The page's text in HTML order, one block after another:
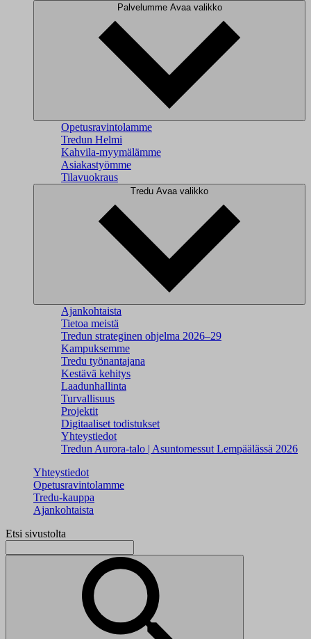
Palvelumme Avaa valikko
Opetusravintolamme
Tredun Helmi
Kahvila-myymälämme
Asiakastyömme
Tilavuokraus
Tredu Avaa valikko
Ajankohtaista
Tietoa meistä
Tredun strateginen ohjelma 2026–29
Kampuksemme
Tredu työnantajana
Kestävä kehitys
Laadunhallinta
Turvallisuus
Projektit
Digitaaliset todistukset
Yhteystiedot
Tredun Aurora-talo | Asuntomessut Lempäälässä 2026
Yhteystiedot
Opetusravintolamme
Tredu-kauppa
Ajankohtaista
Etsi sivustolta